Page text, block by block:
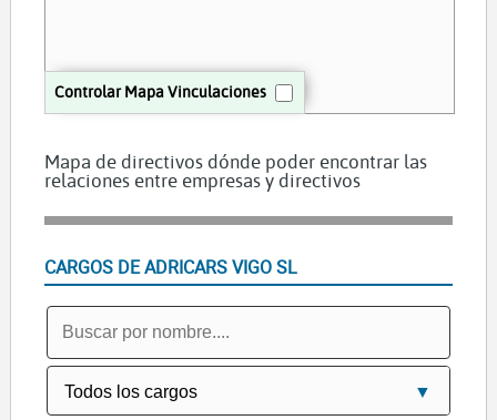
Controlar Mapa Vinculaciones
Mapa de directivos dónde poder encontrar las
relaciones entre empresas y directivos
CARGOS DE ADRICARS VIGO SL